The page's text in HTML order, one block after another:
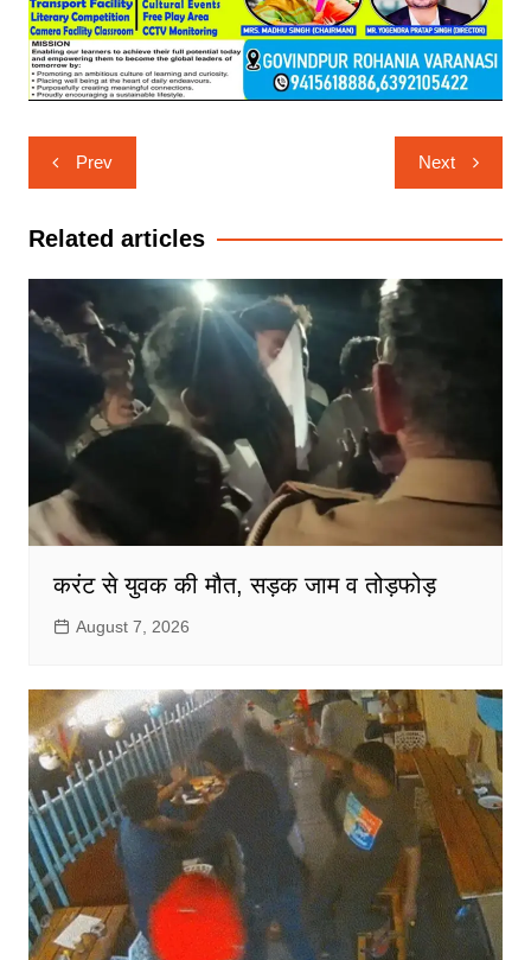
Post
navigation
Prev Next
Related articles
करंट से युवक की मौत, सड़क जाम व तोड़फोड़
August 7, 2026